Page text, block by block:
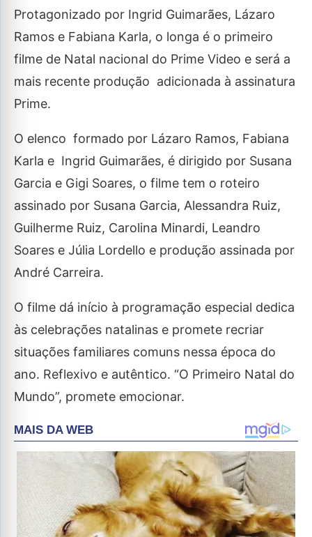
Protagonizado por Ingrid Guimarães, Lázaro
Ramos e Fabiana Karla, o longa é o primeiro
filme de Natal nacional do Prime Video e será a
mais recente produção adicionada à assinatura
Prime.
O elenco formado por Lázaro Ramos, Fabiana
Karla e Ingrid Guimarães, é dirigido por Susana
Garcia e Gigi Soares, o filme tem o roteiro
assinado por Susana Garcia, Alessandra Ruiz,
Guilherme Ruiz, Carolina Minardi, Leandro
Soares e Júlia Lordello e produção assinada por
André Carreira.
O filme dá início à programação especial dedica
às celebrações natalinas e promete recriar
situações familiares comuns nessa época do
ano. Reflexivo e autêntico. “O Primeiro Natal do
Mundo”, promete emocionar.